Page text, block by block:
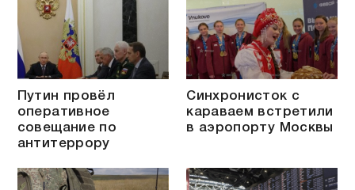
Путин провёл
оперативное
совещание по
антитеррору
Синхронисток с
караваем встретили
в аэропорту Москвы